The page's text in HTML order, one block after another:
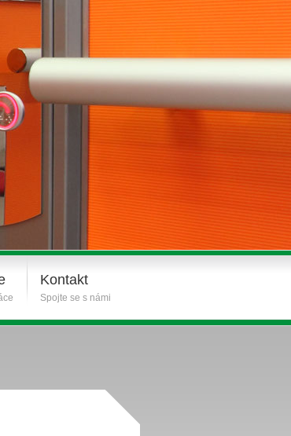
Kontakt
Spojte se s námi